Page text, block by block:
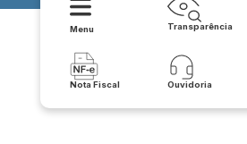
Menu Transparência
Nota Fiscal Ouvidoria